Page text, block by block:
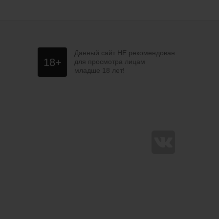
18+
Данный сайт НЕ рекомендован
для просмотра лицам
младше 18 лет!